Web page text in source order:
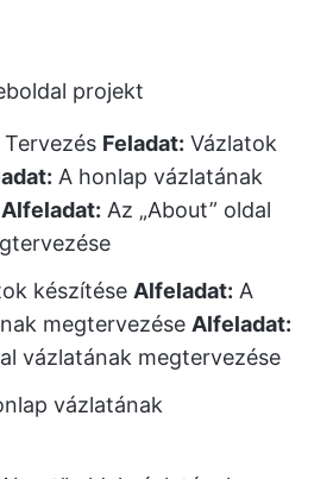
projekt
Tervezés Feladat: Vázlatok
A honlap vázlatának
Alfeladat: Az „About” oldal
készítése Alfeladat: A
megtervezése Alfeladat:
vázlatának megtervezése
vázlatának